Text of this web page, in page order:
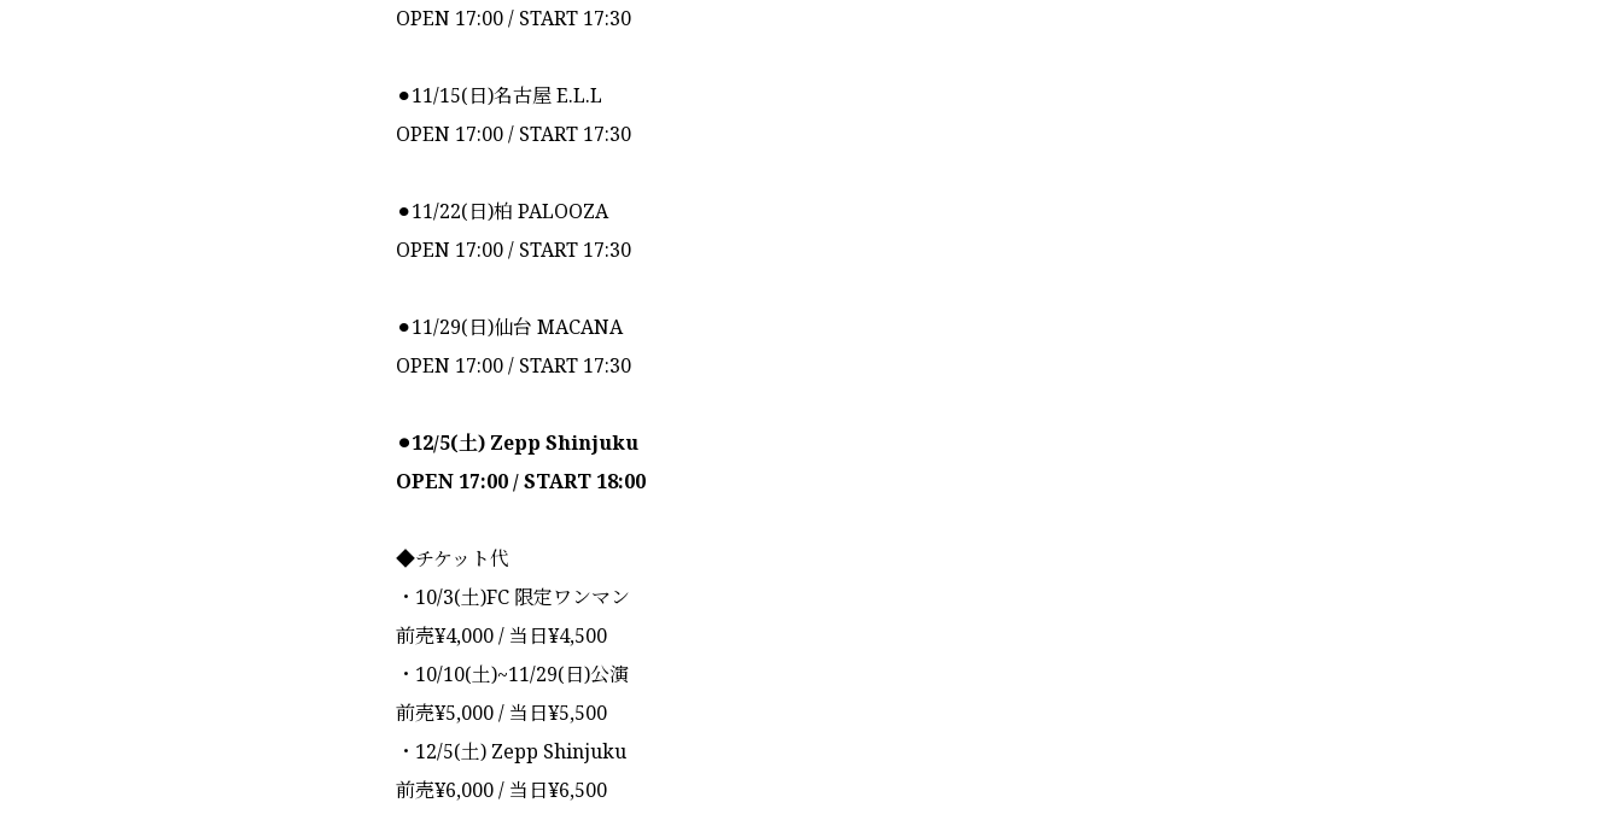
OPEN 17:00 / START 17:30
⚫︎11/15(日)名古屋 E.L.L
OPEN 17:00 / START 17:30
⚫︎11/22(日)柏 PALOOZA
OPEN 17:00 / START 17:30
⚫︎11/29(日)仙台 MACANA
OPEN 17:00 / START 17:30
⚫︎12/5(土) Zepp Shinjuku
OPEN 17:00 / START 18:00
◆チケット代
・10/3(土)FC 限定ワンマン
前売¥4,000 / 当日¥4,500
・10/10(土)~11/29(日)公演
前売¥5,000 / 当日¥5,500
・12/5(土) Zepp Shinjuku
前売¥6,000 / 当日¥6,500